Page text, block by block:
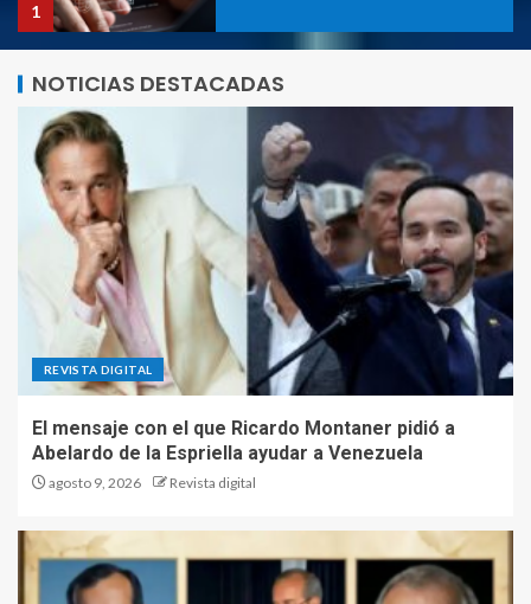
1
2
El mercado negro de
vulnerabilidades: la economía
secreta que pone precio a
los fallos de seguridad ~
TecnoBlog
Logística eficiente: cómo un
ERP con módulo SGA
transforma la gestión de
pedidos y el inventario ~
TecnoBlog
Troyanos de Acceso Remoto
(RAT)
Tendencias actuales en
hosting para creadores de
NOTICIAS DESTACADAS
REVISTA DIGITAL
El mensaje con el que Ricardo Montaner pidió a
Abelardo de la Espriella ayudar a Venezuela
agosto 9, 2026 Revista digital